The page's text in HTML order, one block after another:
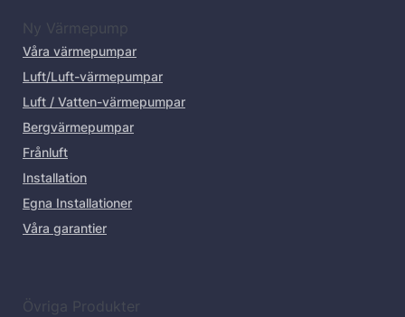
Ny Värmepump
Våra värmepumpar
Luft/Luft-värmepumpar
Luft / Vatten-värmepumpar
Bergvärmepumpar
Frånluft
Installation
Egna Installationer
Våra garantier
Övriga Produkter